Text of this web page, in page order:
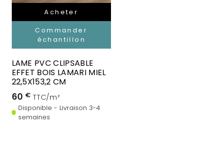
Acheter
Commander
échantillon
LAME PVC CLIPSABLE
EFFET BOIS LAMARI MIEL
22,5X153,2 CM
60 € TTC/m²
Disponible - Livraison 3-4
semaines